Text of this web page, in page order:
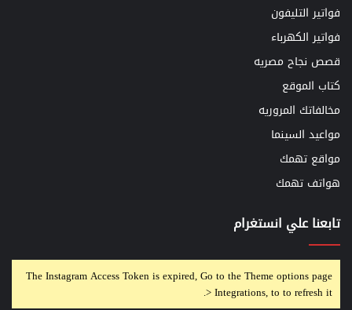
فواتير التليفون
فواتير الكهرباء
قصص نجاح مصريه
كتاب الموقع
مخالفاتك المروريه
مواعيد السينما
مواقع تهمك
هواتف تهمك
تابعنا علي انستغرام
The Instagram Access Token is expired, Go to the Theme options page
> Integrations, to to refresh it.